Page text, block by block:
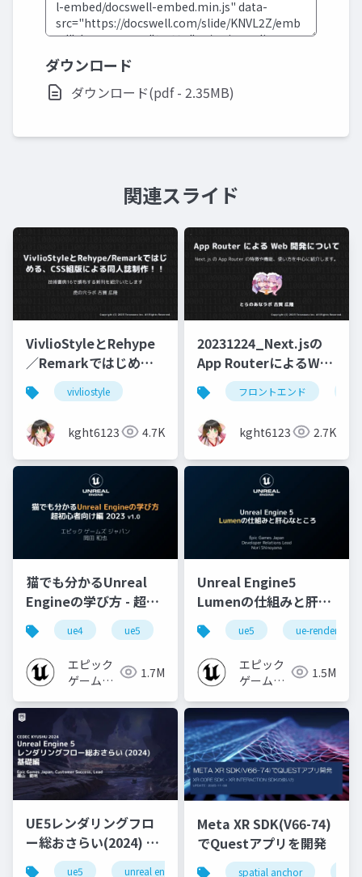
ダウンロード
ダウンロード(pdf - 2.35MB)
関連スライド
VivlioStyleとRehype
／Remarkではじめ
る、CSS組版による同
人誌制作
vivliostyle
kght6123 4.7K
20231224_Next.jsの
App RouterによるWeb
開発について
フロントエンド
kght6123 2.7K
猫でも分かるUnreal
Engineの学び方 - 超初
心者向け編 - 2023 v1.0
ue4 ue5 ue-beginner
エピック
ゲームズ
1.7M
Unreal Engine5
Lumenの仕組みと肝心
なところ
ue5 ue-rendering
エピック
ゲームズ
1.5M
UE5レンダリングフロ
ー総おさらい(2024) 基
礎編！ue5 unreal engine ue-rendering
Meta XR SDK(V66-74)
でQuestアプリを開発
spatial anchor